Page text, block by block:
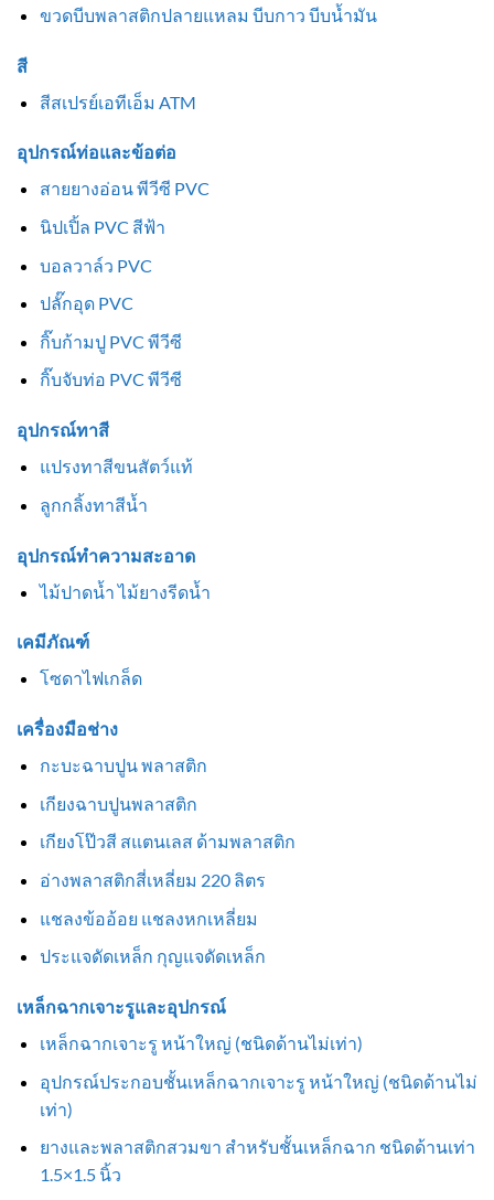
ขวดบีบพลาสติกปลายแหลม บีบกาว บีบน้ำมัน
สี
สีสเปรย์เอทีเอ็ม ATM
อุปกรณ์ท่อและข้อต่อ
สายยางอ่อน พีวีซี PVC
นิปเปิ้ล PVC สีฟ้า
บอลวาล์ว PVC
ปลั๊กอุด PVC
กิ๊บก้ามปู PVC พีวีซี
กิ๊บจับท่อ PVC พีวีซี
อุปกรณ์ทาสี
แปรงทาสีขนสัตว์แท้
ลูกกลิ้งทาสีน้ำ
อุปกรณ์ทำความสะอาด
ไม้ปาดน้ำ ไม้ยางรีดน้ำ
เคมีภัณฑ์
โซดาไฟเกล็ด
เครื่องมือช่าง
กะบะฉาบปูน พลาสติก
เกียงฉาบปูนพลาสติก
เกียงโป๊วสี สแตนเลส ด้ามพลาสติก
อ่างพลาสติกสี่เหลี่ยม 220 ลิตร
แชลงข้ออ้อย แชลงหกเหลี่ยม
ประแจดัดเหล็ก กุญแจดัดเหล็ก
เหล็กฉากเจาะรูและอุปกรณ์
เหล็กฉากเจาะรู หน้าใหญ่ (ชนิดด้านไม่เท่า)
อุปกรณ์ประกอบชั้นเหล็กฉากเจาะรู หน้าใหญ่ (ชนิดด้านไม่
เท่า)
ยางและพลาสติกสวมขา สำหรับชั้นเหล็กฉาก ชนิดด้านเท่า
1.5×1.5 นิ้ว